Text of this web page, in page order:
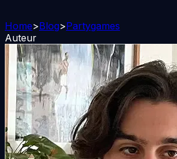
Home>Blog>Partygames
Auteur